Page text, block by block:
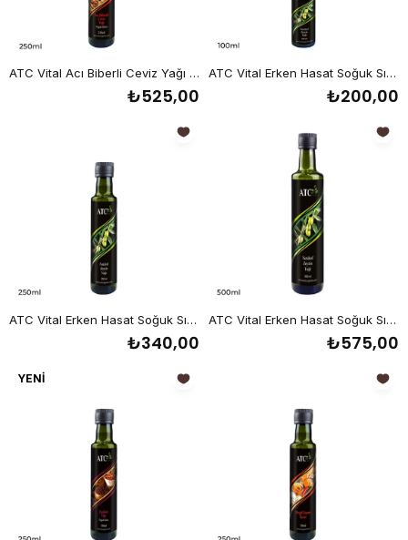
ATC Vital Acı Biberli Ceviz Yağı 250 ml
₺525,00
ATC Vital Erken Hasat Soğuk Sıkım Sızma Zeytin Yağı 100 ml
₺200,00
ATC Vital Erken Hasat Soğuk Sıkım Sızma Zeytin Yağı 250 ml
₺340,00
ATC Vital Erken Hasat Soğuk Sıkım Sızma Zeytin Yağı 500 ml
₺575,00
YENI